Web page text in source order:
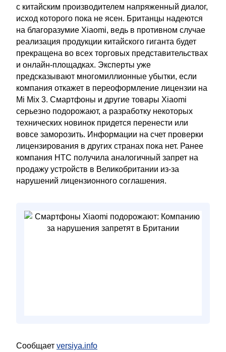
с китайским производителем напряженный диалог,
исход которого пока не ясен. Британцы надеются
на благоразумие Xiaomi, ведь в противном случае
реализация продукции китайского гиганта будет
прекращена во всех торговых представительствах
и онлайн-площадках. Эксперты уже
предсказывают многомиллионные убытки, если
компания откажет в переоформление лицензии на
Mi Mix 3. Смартфоны и другие товары Xiaomi
серьезно подорожают, а разработку некоторых
технических новинок придется перенести или
вовсе заморозить. Информации на счет проверки
лицензирования в других странах пока нет. Ранее
компания HTC получила аналогичный запрет на
продажу устройств в Великобритании из-за
нарушений лицензионного соглашения.
Сообщает versiya.info